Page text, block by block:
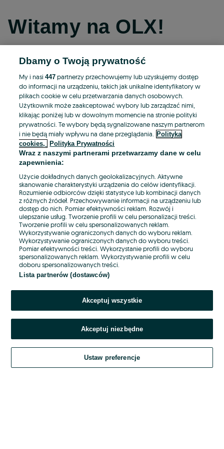
Witamy na OLX!
Kontynuuj przez Facebooka
Kontynuuj przez konto Apple
Kontynuuj przez konto Google
LUB
E-mail
Hasło
Nie pamiętasz hasła?
Zaloguj się
Kontynuując za pośrednictwem jednego z dostawców wskazanych powyżej,
Regulamin serwisu OLX.pl w jego aktualnym brzmieniu.
Dbamy o Twoją prywatność
My i nasi447 partnerzy przechowujemy lub uzyskujemy dostęp
do informacji na urządzeniu, takich jak unikalne identyfikatory w
plikach cookie w celu przetwarzania danych osobowych.
Użytkownik może zaakceptować wybory lub zarządzać nimi,
klikając poniżej lub w dowolnym momencie na stronie polityki
prywatności. Te wybory będą sygnalizowane naszym partnerom
i nie będą miały wpływu na dane przeglądania.
Polityka
cookies,
Polityka Prywatności
Wraz z naszymi partnerami przetwarzamy dane w celu
zapewnienia:
Użycie dokładnych danych geolokalizacyjnych. Aktywne
skanowanie charakterystyki urządzenia do celów identyfikacji.
Rozumienie odbiorców dzięki statystyce lub kombinacji danych
z różnych źródeł. Przechowywanie informacji na urządzeniu lub
dostęp do nich. Pomiar efektywności reklam. Rozwój i
ulepszanie usług. Tworzenie profili w celu personalizacji treści.
Tworzenie profili w celu spersonalizowanych reklam.
Wykorzystywanie ograniczonych danych do wyboru reklam.
Wykorzystywanie ograniczonych danych do wyboru treści.
Pomiar efektywności treści. Wykorzystanie profili do wyboru
spersonalizowanych reklam. Wykorzystywanie profili w celu
doboru spersonalizowanych treści.
Lista partnerów (dostawców)
Akceptuj wszystkie
Akceptuj niezbędne
Ustaw preferencje